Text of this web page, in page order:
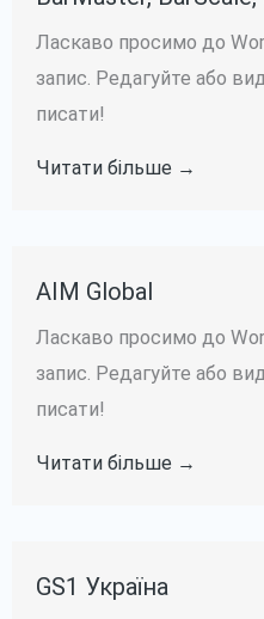
Ласкаво просимо до
запис. Редагуйте або
писати!
Читати більше →
AIM Global
Ласкаво просимо до
запис. Редагуйте або
писати!
Читати більше →
GS1 Україна